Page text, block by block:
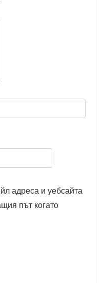
адреса и уебсайта
път когато